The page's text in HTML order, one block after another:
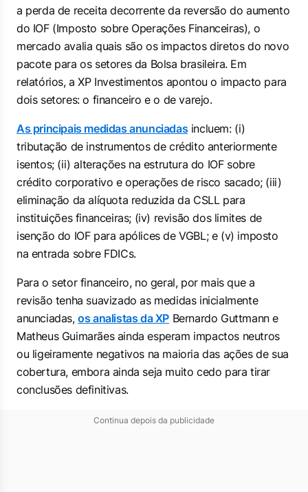
a perda de receita decorrente da reversão do aumento
do IOF (Imposto sobre Operações Financeiras), o
mercado avalia quais são os impactos diretos do novo
pacote para os setores da Bolsa brasileira. Em
relatórios, a XP Investimentos apontou o impacto para
dois setores: o financeiro e o de varejo.
As principais medidas anunciadasincluem: (i)
tributação de instrumentos de crédito anteriormente
isentos; (ii) alterações na estrutura do IOF sobre
crédito corporativo e operações de risco sacado; (iii)
eliminação da alíquota reduzida da CSLL para
instituições financeiras; (iv) revisão dos limites de
isenção do IOF para apólices de VGBL; e (v) imposto
na entrada sobre FDICs.
Para o setor financeiro, no geral, por mais que a
revisão tenha suavizado as medidas inicialmente
anunciadas,os analistas da XP Bernardo Guttmann e
Matheus Guimarães ainda esperam impactos neutros
ou ligeiramente negativos na maioria das ações de sua
cobertura, embora ainda seja muito cedo para tirar
conclusões definitivas.
Continua depois da publicidade